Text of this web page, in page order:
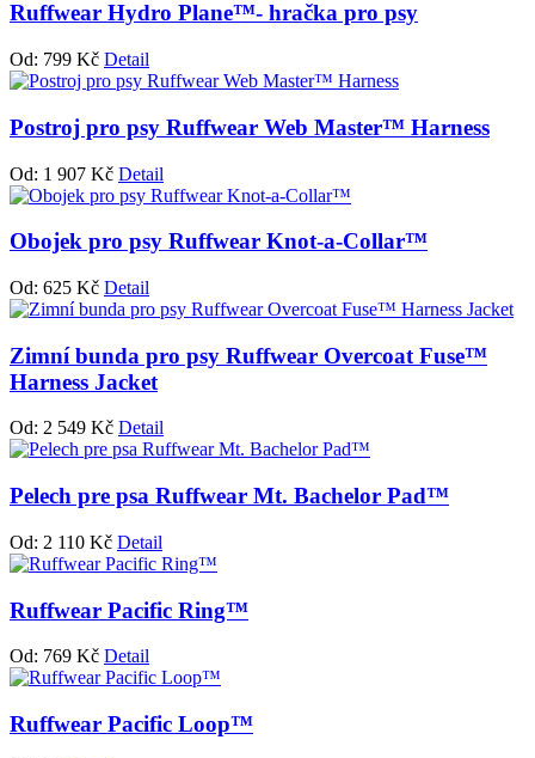
Ruffwear Hydro Plane™- hračka pro psy
Od: 799 Kč Detail
Postroj pro psy Ruffwear Web Master™ Harness
Od: 1 907 Kč Detail
Obojek pro psy Ruffwear Knot-a-Collar™
Od: 625 Kč Detail
Zimní bunda pro psy Ruffwear Overcoat Fuse™
Harness Jacket
Od: 2 549 Kč Detail
Pelech pre psa Ruffwear Mt. Bachelor Pad™
Od: 2 110 Kč Detail
Ruffwear Pacific Ring™
Od: 769 Kč Detail
Ruffwear Pacific Loop™